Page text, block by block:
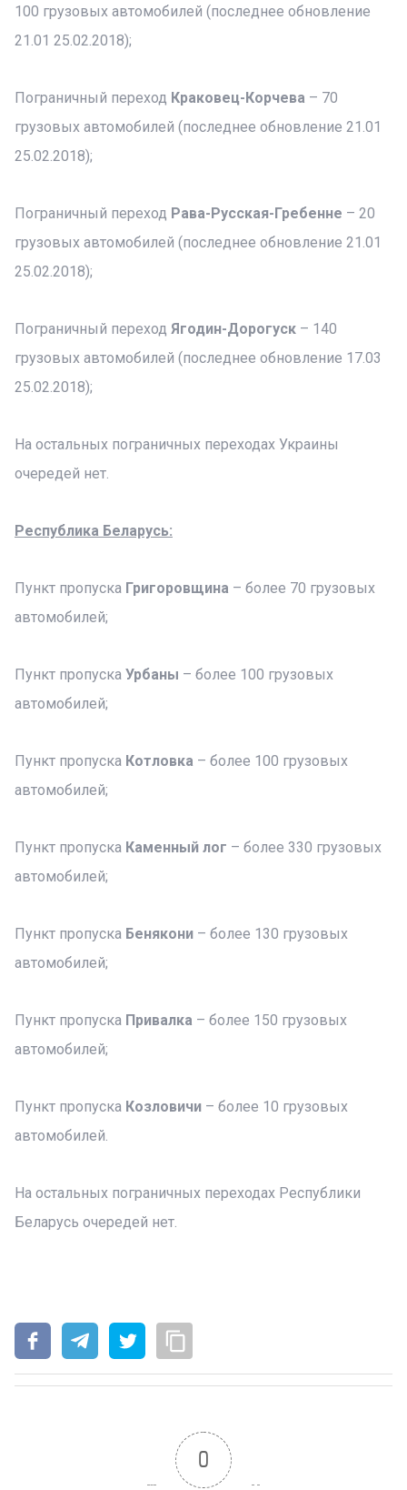
100 грузовых автомобилей (последнее обновление
21.01 25.02.2018);
Пограничный переход Краковец-Корчева – 70
грузовых автомобилей (последнее обновление 21.01
25.02.2018);
Пограничный переход Рава-Русская-Гребенне – 20
грузовых автомобилей (последнее обновление 21.01
25.02.2018);
Пограничный переход Ягодин-Дорогуск – 140
грузовых автомобилей (последнее обновление 17.03
25.02.2018);
На остальных пограничных переходах Украины
очередей нет.
Республика Беларусь:
Пункт пропуска Григоровщина – более 70 грузовых
автомобилей;
Пункт пропуска Урбаны – более 100 грузовых
автомобилей;
Пункт пропуска Котловка – более 100 грузовых
автомобилей;
Пункт пропуска Каменный лог – более 330 грузовых
автомобилей;
Пункт пропуска Бенякони – более 130 грузовых
автомобилей;
Пункт пропуска Привалка – более 150 грузовых
автомобилей;
Пункт пропуска Козловичи – более 10 грузовых
автомобилей.
На остальных пограничных переходах Республики
Беларусь очередей нет.
0